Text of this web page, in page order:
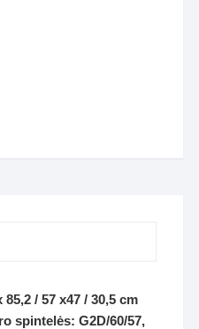
/ 57 x47 / 30,5 cm
spintelės: G2D/60/57,